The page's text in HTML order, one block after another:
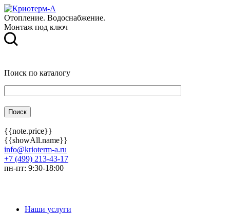
Отопление. Водоснабжение.
Монтаж под ключ
Поиск по каталогу
{{note.price}}
{{showAll.name}}
info@krioterm-a.ru
+7 (499) 213-43-17
пн-пт: 9:30-18:00
Наши услуги